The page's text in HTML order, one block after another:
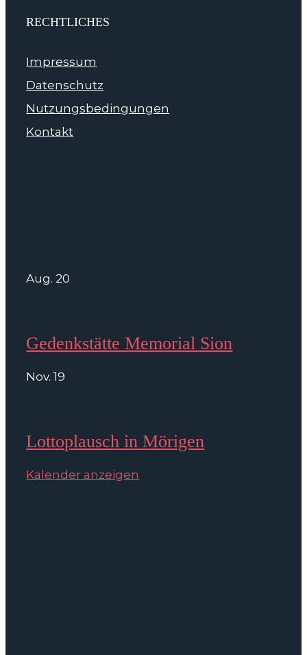
RECHTLICHES
Impressum
Datenschutz
Nutzungsbedingungen
Kontakt
Aug. 20
Gedenkstätte Memorial Sion
Nov.19
Lottoplausch in Mörigen
Kalender anzeigen